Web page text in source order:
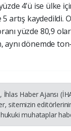
4’ü ise ülke
5 artış
yüzde 80,9
aynı dönemde
İhlas Haber Ajansı
sitemizin
muhataplar